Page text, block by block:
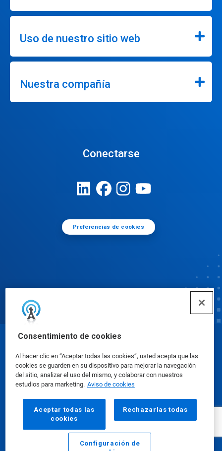
Consentimiento de cookies
Al hacer clic en “Aceptar todas las cookies”, usted acepta que las
cookies se guarden en su dispositivo para mejorar la navegación
del sitio, analizar el uso del mismo, y colaborar con nuestros
estudios para marketing. Aviso de cookies
Aceptar todas las
cookies
Rechazarlas todas
Configuración de
Uso de nuestro sitio web
Nuestra compañía
Conectarse
Preferencias de cookies
Hojas de datos sobre seguridad|Política de
privacidad|Términos de uso